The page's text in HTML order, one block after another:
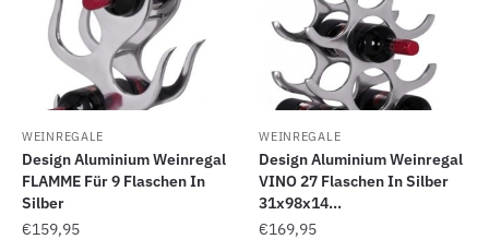
WEINREGALE
Design Aluminium Weinregal
FLAMME Für 9 Flaschen In
Silber
€159,95
WEINREGALE
Design Aluminium Weinregal
VINO 27 Flaschen In Silber
31x98x14...
€169,95